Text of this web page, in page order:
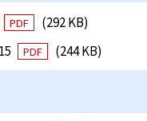
PDF
(292 KB)
PDF (244 KB)